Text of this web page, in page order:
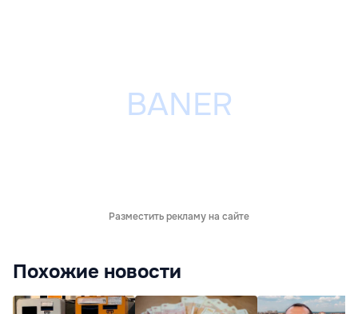
Разместить рекламу на сайте
Похожие новости